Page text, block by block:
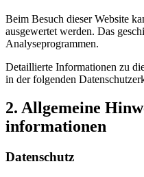
Beim Besuch dieser Website
ausgewertet werden. Das
Analyseprogrammen.
Detaillierte Informationen zu
in der folgenden
2. Allgemeine
informationen
Datenschutz